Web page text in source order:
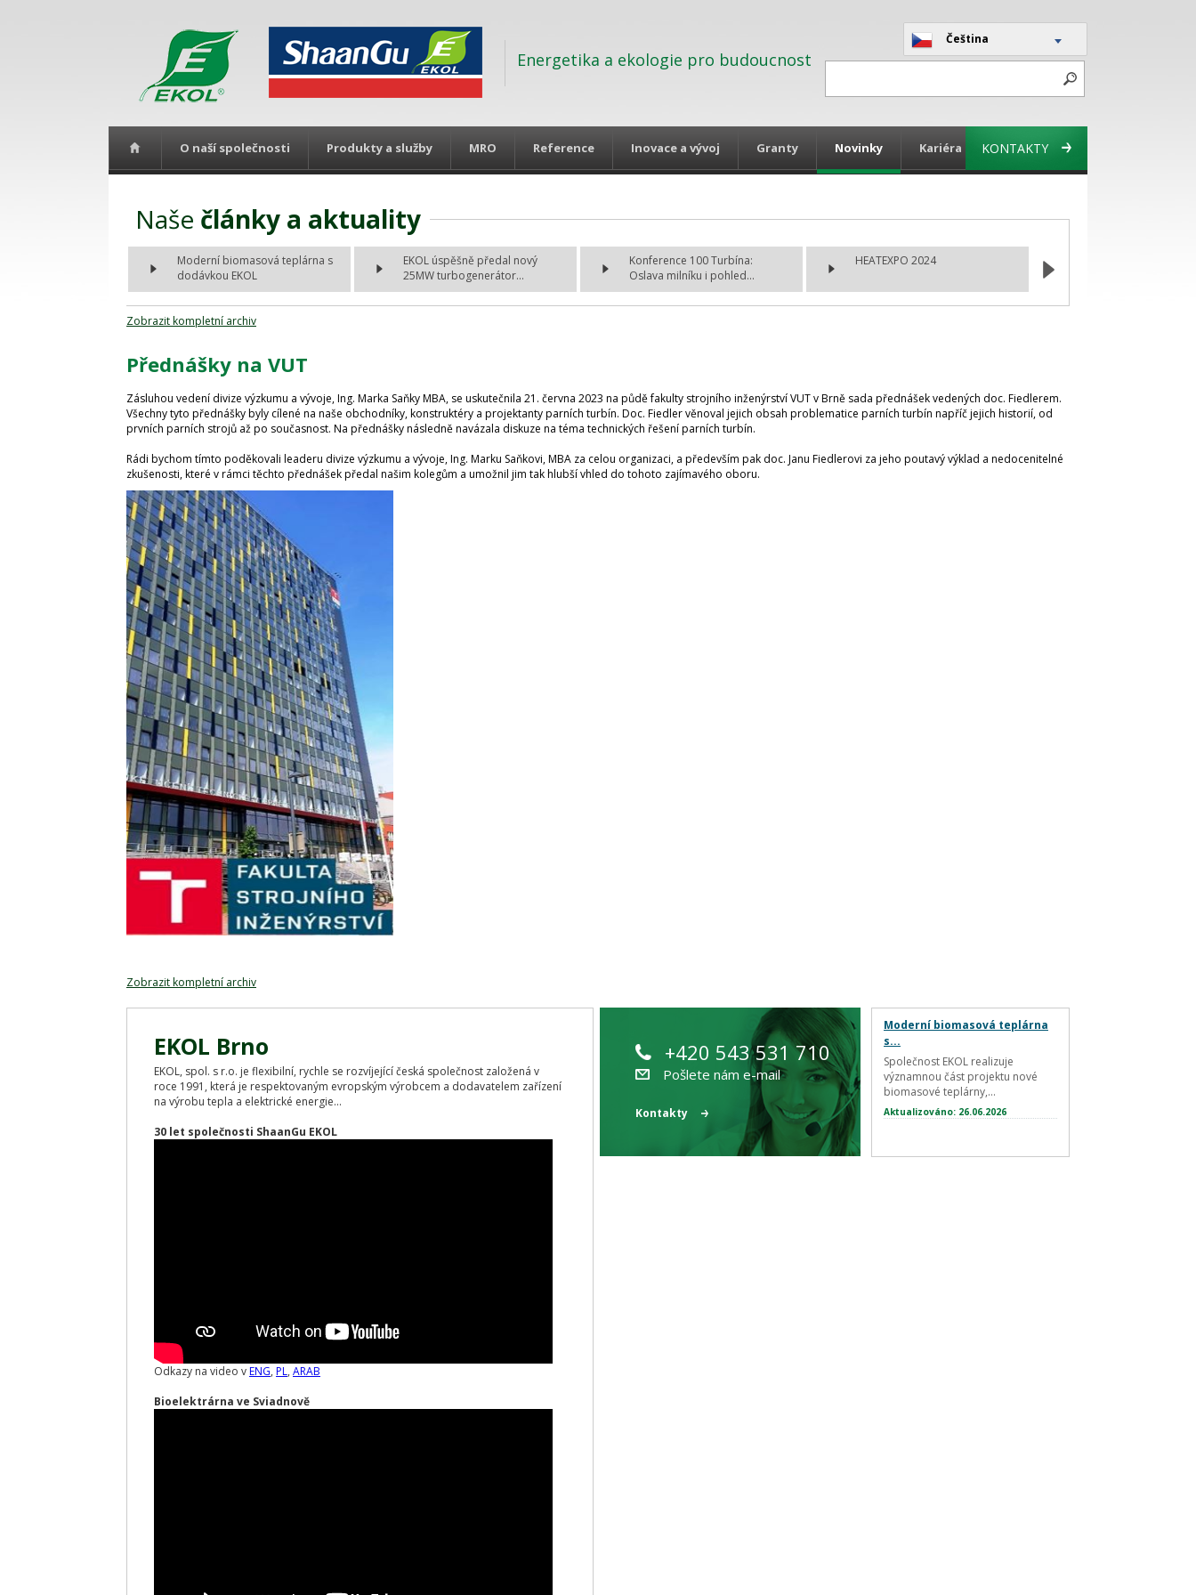
Energetika a ekologie pro budoucnost
Čeština
O naší společnosti Produkty a služby MRO Reference Inovace a vývoj Granty Novinky Kariéra KONTAKTY
Naše články a aktuality
Moderní biomasová teplárna s
dodávkou EKOL
EKOL úspěšně předal nový
25MW turbogenerátor...
Konference 100 Turbína:
Oslava milníku i pohled...
HEATEXPO 2024
Zobrazit kompletní archiv
Přednášky na VUT
Zásluhou vedení divize výzkumu a vývoje, Ing. Marka Saňky MBA, se uskutečnila 21. června 2023 na půdě fakulty strojního inženýrství VUT v Brně sada přednášek vedených doc. Fiedlerem.
Všechny tyto přednášky byly cílené na naše obchodníky, konstruktéry a projektanty parních turbín. Doc. Fiedler věnoval jejich obsah problematice parních turbín napříč jejich historií, od
prvních parních strojů až po současnost. Na přednášky následně navázala diskuze na téma technických řešení parních turbín.
Rádi bychom tímto poděkovali leaderu divize výzkumu a vývoje, Ing. Marku Saňkovi, MBA za celou organizaci, a především pak doc. Janu Fiedlerovi za jeho poutavý výklad a nedocenitelné
zkušenosti, které v rámci těchto přednášek předal našim kolegům a umožnil jim tak hlubší vhled do tohoto zajímavého oboru.
Zobrazit kompletní archiv
EKOL Brno
EKOL, spol. s r.o. je flexibilní, rychle se rozvíjející česká společnost založená v
roce 1991, která je respektovaným evropským výrobcem a dodavatelem zařízení
na výrobu tepla a elektrické energie...
30 let společnosti ShaanGu EKOL
Odkazy na video vENG, PL, ARAB
Bioelektrárna ve Sviadnově
+420 543 531 710
Pošlete nám e-mail
Kontakty
Moderní biomasová teplárna
s...
Společnost EKOL realizuje
významnou část projektu nové
biomasové teplárny,...
Aktualizováno: 26.06.2026